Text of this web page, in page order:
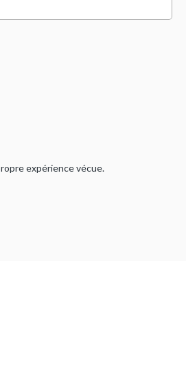
expérience vécue.